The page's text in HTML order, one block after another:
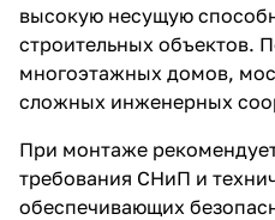
высокую несущую
строительных объектов.
многоэтажных домов,
сложных инженерных
При монтаже
требования СНиП и
обеспечивающих